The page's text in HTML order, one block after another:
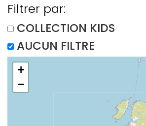
Filtrer par:
COLLECTION KIDS
AUCUN FILTRE
+
−